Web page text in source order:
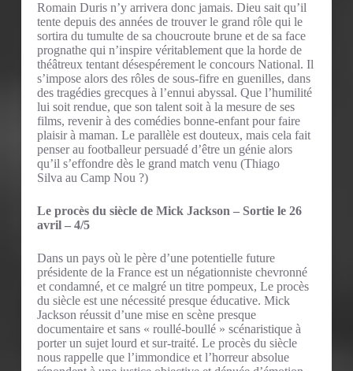
Romain Duris n’y arrivera donc jamais. Dieu sait qu’il
tente depuis des années de trouver le grand rôle qui le
sortira du tumulte de sa choucroute brune et de sa face
prognathe qui n’inspire véritablement que la horde de
théâtreux tentant désespérement le concours National. Il
s’impose alors des rôles de sous-fifre en guenilles, dans
des tragédies grecques à l’ennui abyssal. Que l’humilité
lui soit rendue, que son talent soit à la mesure de ses
films, revenir à des comédies bonne-enfant pour faire
plaisir à maman. Le parallèle est douteux, mais cela fait
penser au footballeur persuadé d’être un génie alors
qu’il s’effondre dès le grand match venu (Thiago
Silva au Camp Nou ?)
Le procès du siècle de Mick Jackson – Sortie le 26
avril – 4/5
Dans un pays où le père d’une potentielle future
présidente de la France est un négationniste chevronné
et condamné, et ce malgré un titre pompeux, Le procès
du siècle est une nécessité presque éducative. Mick
Jackson réussit d’une mise en scène presque
documentaire et sans « roullé-boullé » scénaristique à
porter un sujet lourd et sur-traité. Le procès du siècle
nous rappelle que l’immondice et l’horreur absolue